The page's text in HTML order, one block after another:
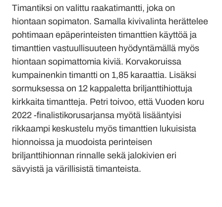
Timantiksi on valittu raakatimantti, joka on
hiontaan sopimaton. Samalla kivivalinta herättelee
pohtimaan epäperinteisten timanttien käyttöä ja
timanttien vastuullisuuteen hyödyntämällä myös
hiontaan sopimattomia kiviä. Korvakoruissa
kumpainenkin timantti on 1,85 karaattia. Lisäksi
sormuksessa on 12 kappaletta briljanttihiottuja
kirkkaita timantteja. Petri toivoo, että Vuoden koru
2022 -finalistikorusarjansa myötä lisääntyisi
rikkaampi keskustelu myös timanttien lukuisista
hionnoissa ja muodoista perinteisen
briljanttihionnan rinnalle sekä jalokivien eri
sävyistä ja värillisistä timanteista.